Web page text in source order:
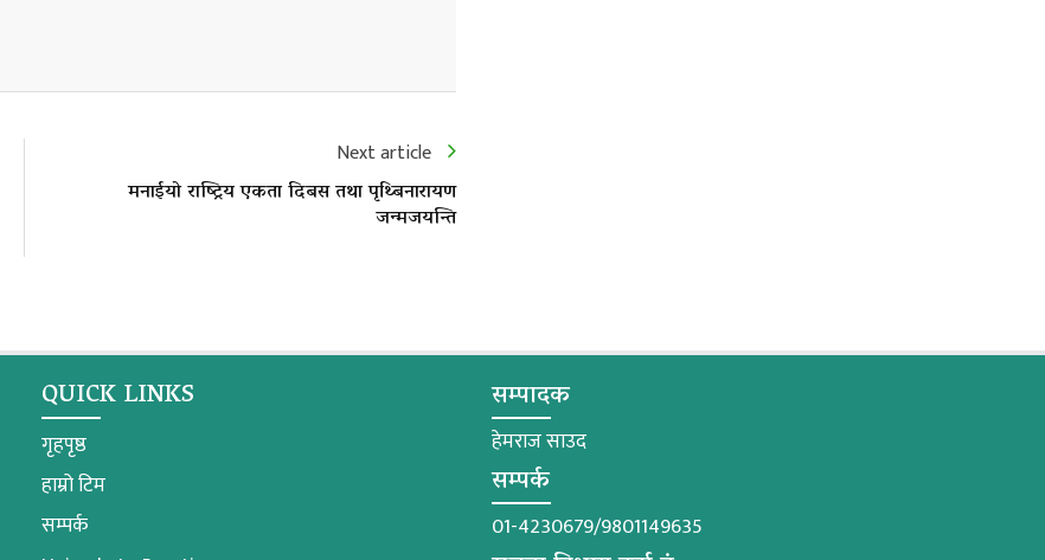
Next article
मनाईयो राष्ट्रिय एकता दिबस तथा पृथ्बिनारायण
जन्मजयन्ति
QUICK LINKS
गृहपृष्ठ
हाम्रो टिम
सम्पर्क
सम्पादक
हेमराज साउद
सम्पर्क
01-4230679/9801149635